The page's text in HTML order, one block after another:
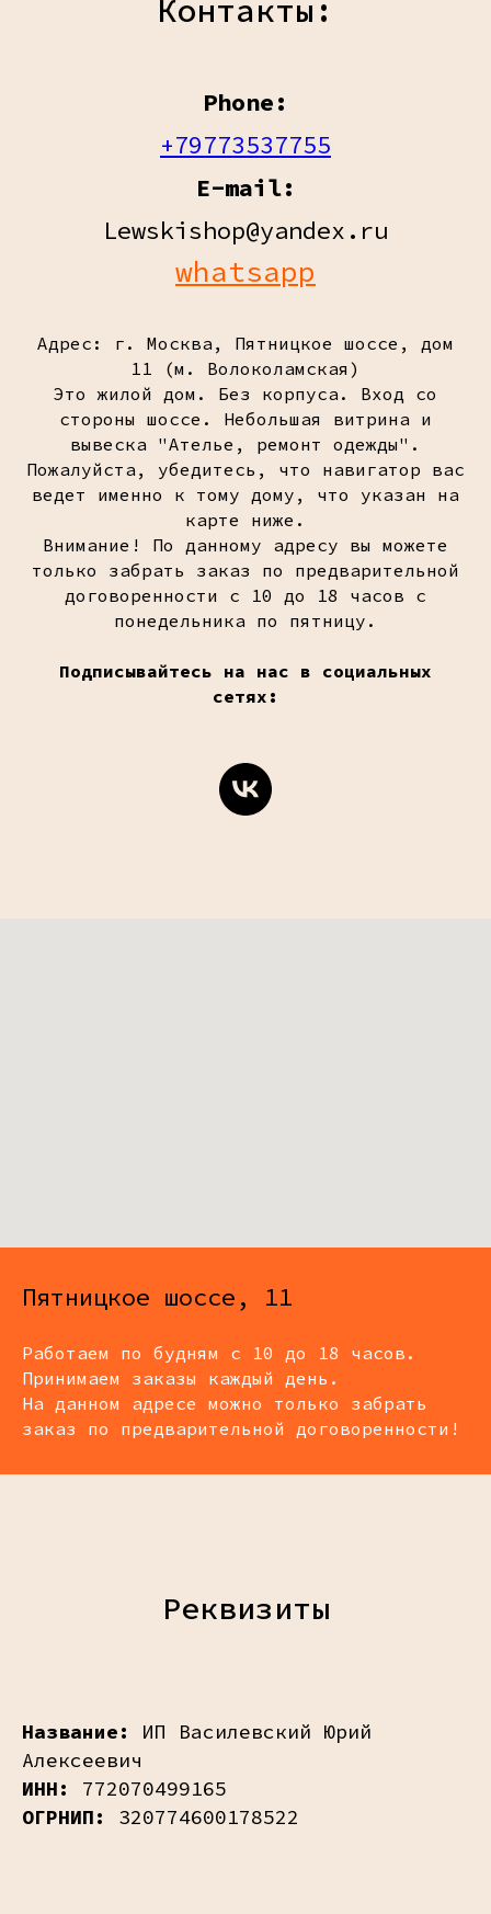
Контакты:
Phone:
+79773537755
E-mail:
Lewskishop@yandex.ru
whatsapp
Адрес: г. Москва, Пятницкое шоссе, дом
11 (м. Волоколамская)
Это жилой дом. Без корпуса. Вход со
стороны шоссе. Небольшая витрина и
вывеска "Ателье, ремонт одежды".
Пожалуйста, убедитесь, что навигатор вас
ведет именно к тому дому, что указан на
карте ниже.
Внимание! По данному адресу вы можете
только забрать заказ по предварительной
договоренности с 10 до 18 часов с
понедельника по пятницу.
Подписывайтесь на нас в социальных
сетях:
Пятницкое шоссе, 11
Работаем по будням с 10 до 18 часов.
Принимаем заказы каждый день.
На данном адресе можно только забрать
заказ по предварительной договоренности!
Реквизиты
Название:
ИП Василевский Юрий
Алексеевич
ИНН:
772070499165
ОГРНИП:
320774600178522